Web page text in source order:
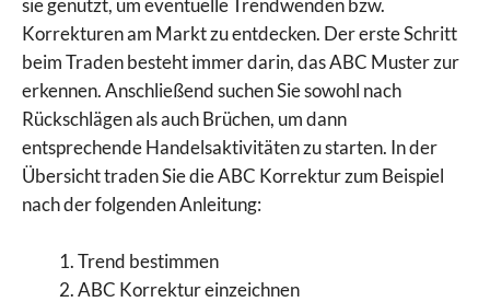
sie genutzt, um eventuelle Trendwenden bzw.
Korrekturen am Markt zu entdecken. Der erste Schritt
beim Traden besteht immer darin, das ABC Muster zur
erkennen. Anschließend suchen Sie sowohl nach
Rückschlägen als auch Brüchen, um dann
entsprechende Handelsaktivitäten zu starten. In der
Übersicht traden Sie die ABC Korrektur zum Beispiel
nach der folgenden Anleitung:
Trend bestimmen
ABC Korrektur einzeichnen